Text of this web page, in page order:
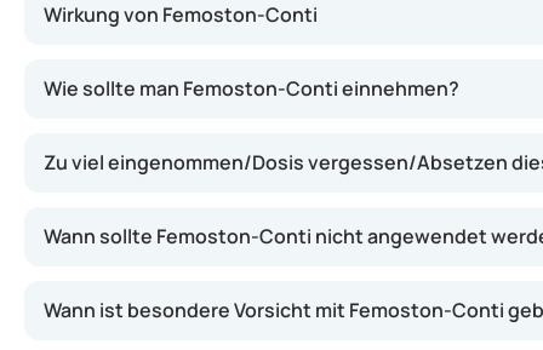
Wirkung von Femoston-Conti
Wie sollte man Femoston-Conti einnehmen?
Zu viel eingenommen/Dosis vergessen/Absetzen
Wann sollte Femoston-Conti nicht angewendet
Wann ist besondere Vorsicht mit Femoston-Conti